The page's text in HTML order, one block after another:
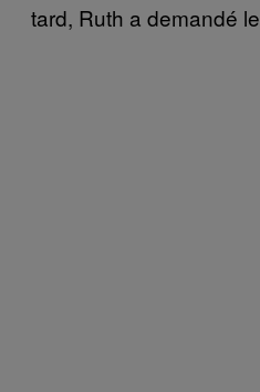
tard, Ruth a demandé